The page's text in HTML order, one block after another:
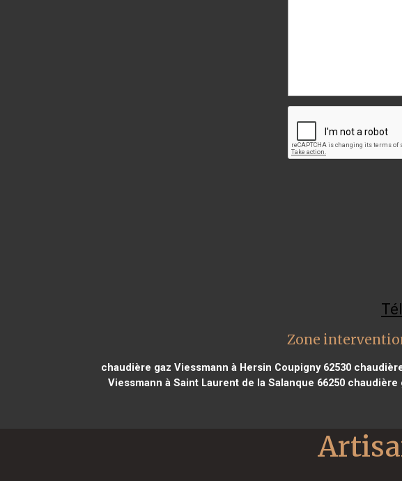
Zone
chaudière gaz Viessmann à Hersin Coupigny 62530chaudière
Viessmann à Saint Laurent de la Salanque 66250 chaudière